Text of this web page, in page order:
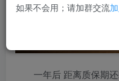
一年后 距离质保期
如果不会用；请加群交流